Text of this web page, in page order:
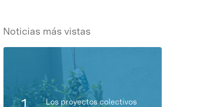
Noticias más vistas
Los proyectos colectivos